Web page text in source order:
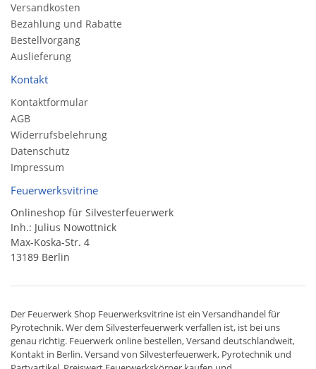
Versandkosten
Bezahlung und Rabatte
Bestellvorgang
Auslieferung
Kontakt
Kontaktformular
AGB
Widerrufsbelehrung
Datenschutz
Impressum
Feuerwerksvitrine
Onlineshop für Silvesterfeuerwerk
Inh.: Julius Nowottnick
Max-Koska-Str. 4
13189 Berlin
Der Feuerwerk Shop Feuerwerksvitrine ist ein Versandhandelfür
Pyrotechnik. Wer dem Silvesterfeuerwerk verfallen ist, ist bei uns
genau richtig. Feuerwerk online bestellen,Versand deutschlandweit,
Kontakt in Berlin. Versand von Silvesterfeuerwerk, Pyrotechnik und